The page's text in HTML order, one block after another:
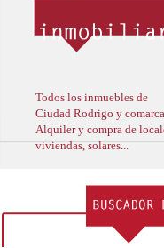
Todos los inmuebles de
Ciudad Rodrigo y
Alquiler y compra de
viviendas, solares...